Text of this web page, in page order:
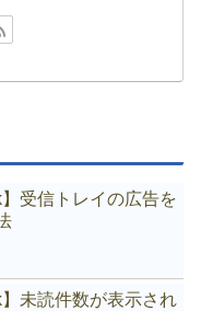
】受信トレイの広告を
】未読件数が表示され